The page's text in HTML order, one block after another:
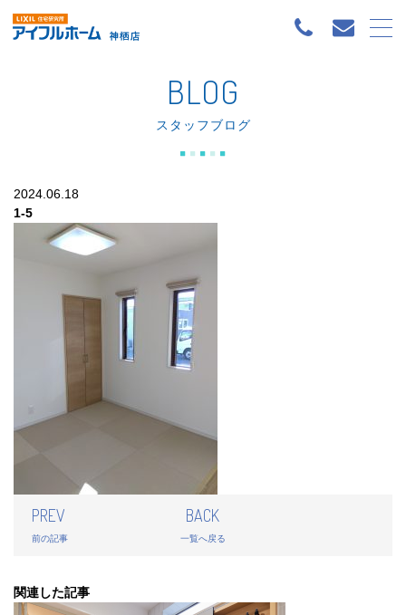
BLOG
スタッフブログ
2024.06.18
1-5
PREV
前の記事
BACK
一覧へ戻る
関連した記事